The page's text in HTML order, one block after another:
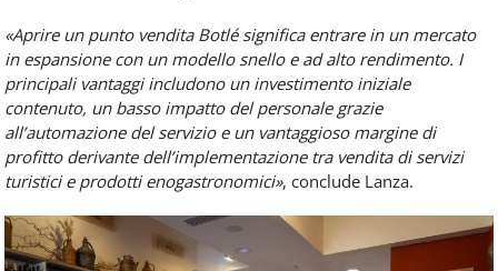
«Aprire un punto vendita Botlésignifica entrare in un mercato
in espansione con un modello snello e ad alto rendimento. I
principali vantaggi includono un investimento iniziale
contenuto, un basso impatto del personale grazie
all’automazione del servizio e un vantaggioso margine di
profitto derivante dell’implementazione tra vendita di servizi
turistici e prodotti enogastronomici», conclude Lanza.